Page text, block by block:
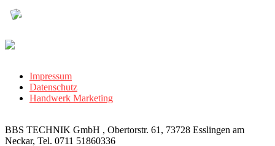
Impressum
Datenschutz
Handwerk Marketing
BBS TECHNIK GmbH , Obertorstr. 61, 73728 Esslingen am
Neckar, Tel. 0711 51860336